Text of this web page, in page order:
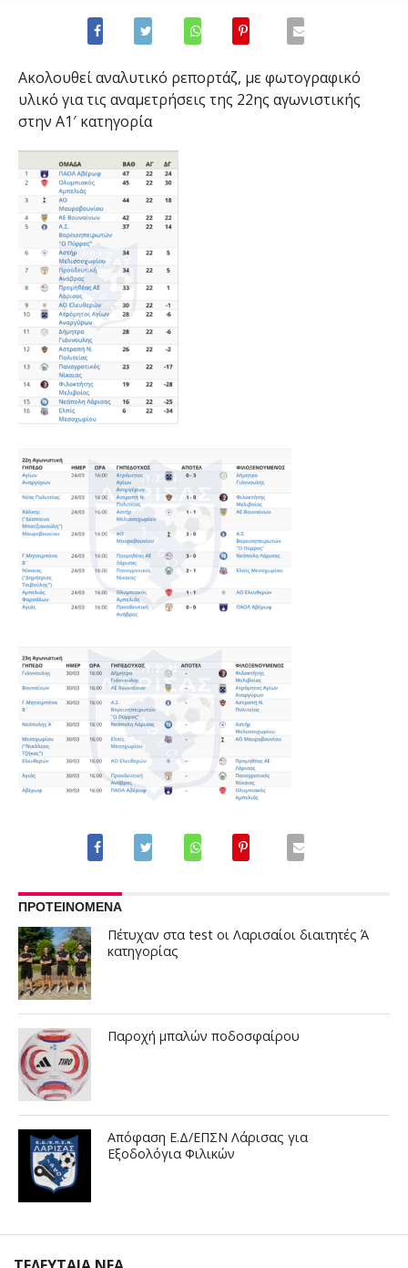
Ακολουθεί αναλυτικό ρεπορτάζ, με φωτογραφικό
υλικό για τις αναμετρήσεις της 22ης αγωνιστικής
στην Α1′ κατηγορία
ΠΡΟΤΕΙΝΟΜΕΝΑ
Πέτυχαν στα test οι Λαρισαίοι διαιτητές Ά
κατηγορίας
Παροχή μπαλών ποδοσφαίρου
Απόφαση Ε.Δ/ΕΠΣΝ Λάρισας για
Εξοδολόγια Φιλικών